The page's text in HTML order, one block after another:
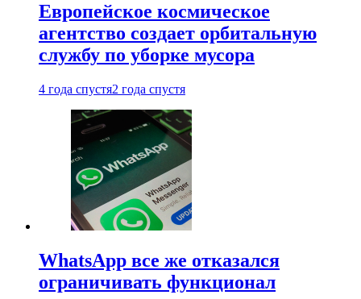
Европейское космическое
агентство создает орбитальную
службу по уборке мусора
4 года спустя2 года спустя
WhatsApp все же отказался
ограничивать функционал